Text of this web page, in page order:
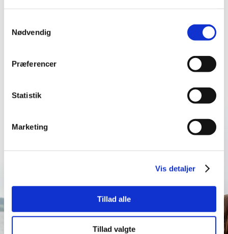
Nødvendig
Præferencer
Statistik
Marketing
Vis detaljer
Tillad alle
Tillad valgte